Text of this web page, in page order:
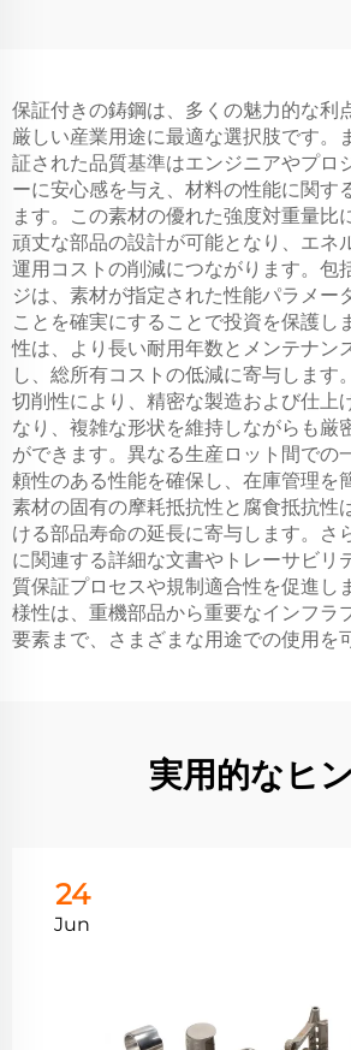
保証付きの鋳鋼は、多くの魅力的な利
厳しい産業用途に最適な選択肢です。
証された品質基準はエンジニアやプロ
ーに安心感を与え、材料の性能に関す
ます。この素材の優れた強度対重量比
頑丈な部品の設計が可能となり、エネ
運用コストの削減につながります。包
ジは、素材が指定された性能パラメー
ことを確実にすることで投資を保護し
性は、より長い耐用年数とメンテナン
し、総所有コストの低減に寄与します
切削性により、精密な製造および仕上
なり、複雑な形状を維持しながらも厳
ができます。異なる生産ロット間での
頼性のある性能を確保し、在庫管理を
素材の固有の摩耗抵抗性と腐食抵抗性
ける部品寿命の延長に寄与します。さ
に関連する詳細な文書やトレーサビリ
質保証プロセスや規制適合性を促進し
様性は、重機部品から重要なインフラ
要素まで、さまざまな用途での使用を
実用的なヒ
24
Jun